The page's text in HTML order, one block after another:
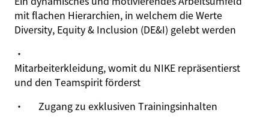
mit flachen Hierarchien, in welchem die Werte
Diversity, Equity & Inclusion (DE&I) gelebt werden
·
Mitarbeiterkleidung, womit du NIKE repräsentierst
und den Teamspirit förderst
·
Zugang zu exklusiven Trainingsinhalten